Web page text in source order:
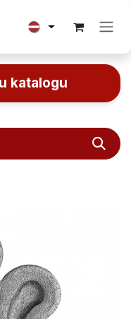
katalogu